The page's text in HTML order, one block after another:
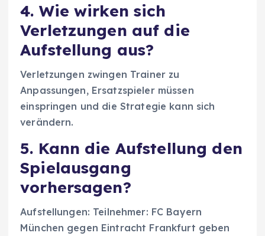
4. Wie wirken sich
Verletzungen auf die
Aufstellung aus?
Verletzungen zwingen Trainer zu
Anpassungen, Ersatzspieler müssen
einspringen und die Strategie kann sich
verändern.
5. Kann die Aufstellung den
Spielausgang
vorhersagen?
Aufstellungen: Teilnehmer: FC Bayern
München gegen Eintracht Frankfurt geben